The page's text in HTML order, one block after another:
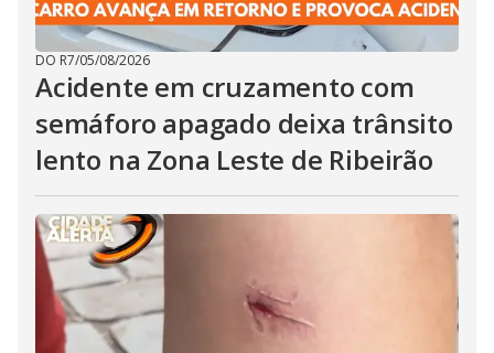
DO R7/05/08/2026
Acidente em cruzamento com
semáforo apagado deixa trânsito
lento na Zona Leste de Ribeirão